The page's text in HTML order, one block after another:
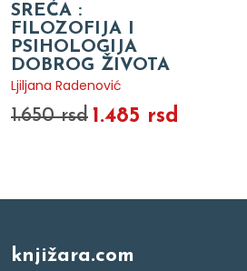
SREĆA :
FILOZOFIJA I
PSIHOLOGIJA
DOBROG ŽIVOTA
Ljiljana Radenović
1.650 rsd 1.485 rsd
knjižara.com